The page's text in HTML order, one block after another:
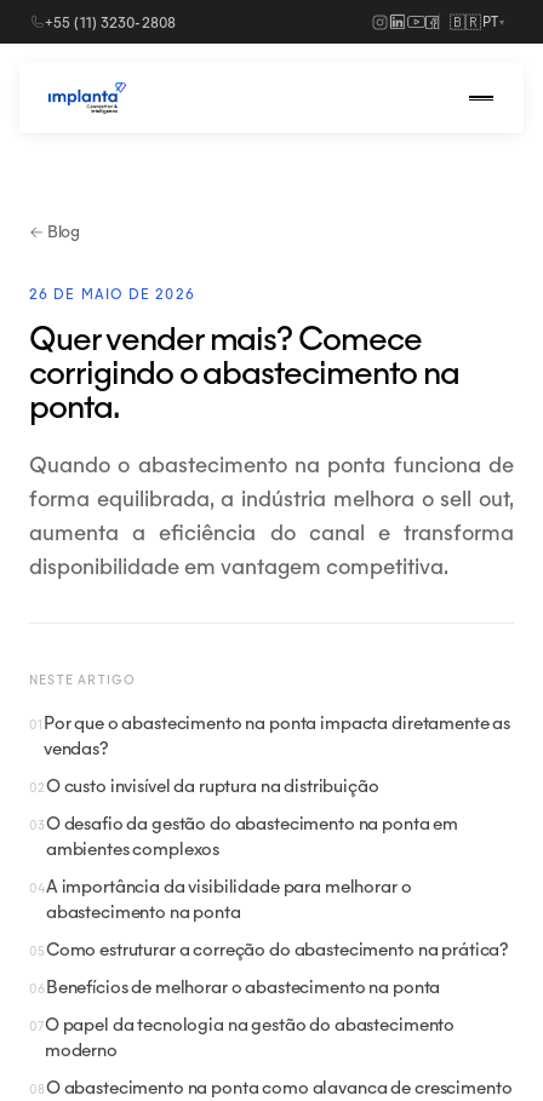
+55 (11) 3230-2808 🇧🇷PT▾
Agendar uma demo→
← Blog
26 DE MAIO DE 2026
Quer vender mais? Comece
corrigindo o abastecimento na
ponta.
Quando o abastecimento na ponta funciona de
forma equilibrada, a indústria melhora o sell out,
aumenta a eficiência do canal e transforma
disponibilidade em vantagem competitiva.
NESTE ARTIGO
Por que o abastecimento na ponta impacta diretamente as
vendas?
O custo invisível da ruptura na distribuição
O desafio da gestão do abastecimento na ponta em
ambientes complexos
A importância da visibilidade para melhorar o
abastecimento na ponta
Como estruturar a correção do abastecimento na prática?
Benefícios de melhorar o abastecimento na ponta
O papel da tecnologia na gestão do abastecimento
moderno
O abastecimento na ponta como alavanca de crescimento